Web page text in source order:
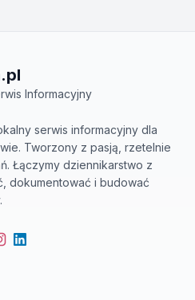
Informacyjny
serwis informacyjny dla
Tworzony z pasją, rzetelnie
Łączymy dziennikarstwo z
dokumentować i budować
LinkedIn